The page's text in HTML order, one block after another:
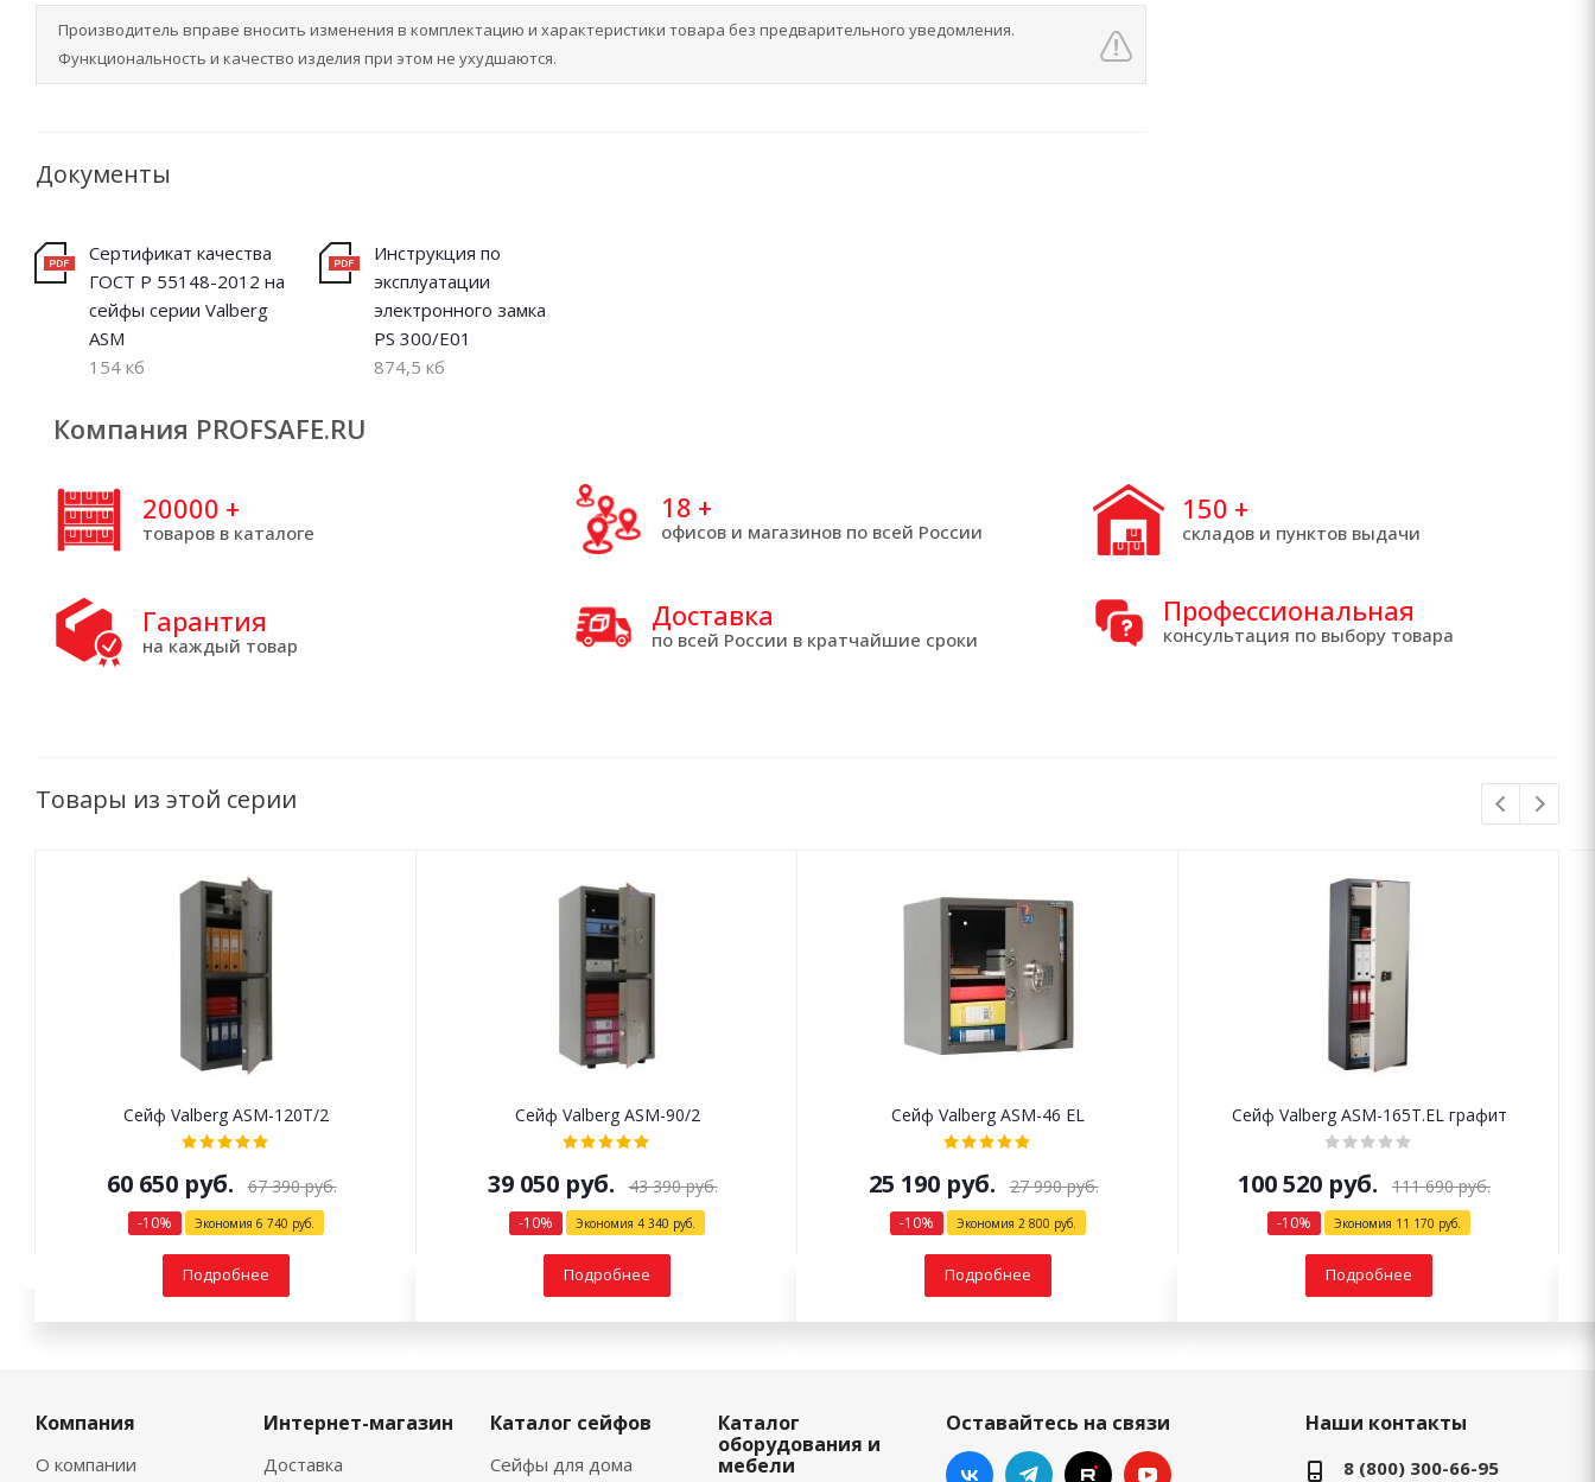
Производитель вправе вносить изменения в комплектацию и характеристики товара без предварительного уведомления.
Функциональность и качество изделия при этом не ухудшаются.
Документы
Сертификат качества
ГОСТ Р 55148-2012 на
сейфы серии Valberg
ASM
154 кб
Инструкция по
эксплуатации
электронного замка
PS 300/E01
874,5 кб
Компания PROFSAFE.RU
20000 +
товаров в каталоге
18 +
офисов и магазинов по всей России
150 +
складов и пунктов выдачи
Гарантия
на каждый товар
Доставка
по всей России в кратчайшие сроки
Профессиональная
консультация по выбору товара
Товары из этой серии
Сейф Valberg ASM-120Т/2
60 650руб. 67 390руб.
-10% Экономия 6 740 руб.
Подробнее
Сейф Valberg ASM-90/2
39 050руб. 43 390руб.
-10% Экономия 4 340 руб.
Подробнее
Сейф Valberg ASM-46 EL
25 190руб. 27 990руб.
-10% Экономия 2 800 руб.
Подробнее
Сейф Valberg ASM-165Т.EL графит
100 520 руб. 111 690руб.
-10% Экономия 11 170 руб.
Подробнее
Компания
О компании
Интернет-магазин
Доставка
Каталог сейфов
Сейфы для дома
Каталог
оборудования и
мебели
Оставайтесь на связи Наши контакты
8 (800) 300-66-95